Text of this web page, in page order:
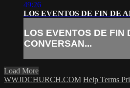
49:26
LOS EVENTOS DE FIN DE
LOS EVENTOS DE FIN
CONVERSAN...
Load More
WWJDCHURCH.COM Help Terms